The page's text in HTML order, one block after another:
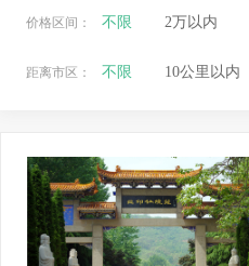
价格区间： 不限 2万以内
距离市区： 不限 10公里以内